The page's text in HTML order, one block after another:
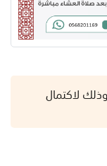
لاكتمال